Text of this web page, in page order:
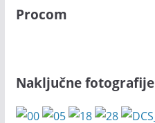
Procom
Naključne fotografije